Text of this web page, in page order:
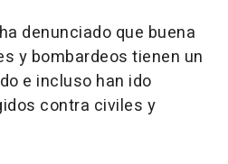
denunciado que buena
y bombardeos tienen un
e incluso han ido
contra civiles y